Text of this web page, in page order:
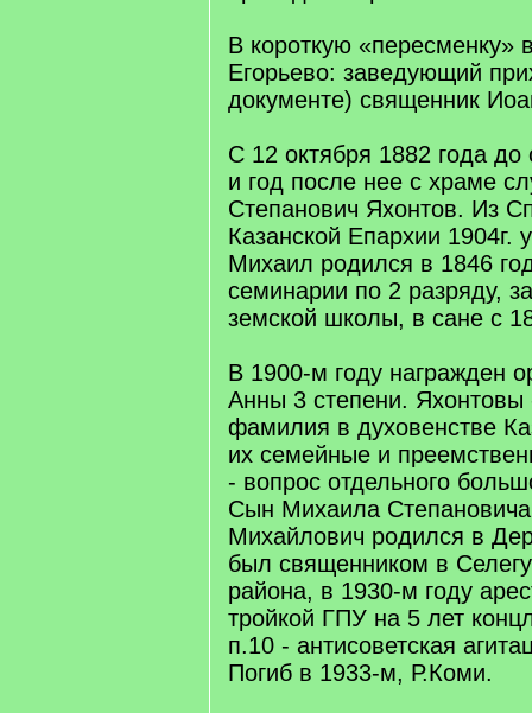
В короткую «пересменку»
Егорьево: заведующий
документе) священник
С 12 октября 1882 года
и год после нее с храме
Степанович Яхонтов. Из
Казанской Епархии 1904г.
Михаил родился в 1846
семинарии по 2 разряду,
земской школы, в сане с
В 1900-м году награжден
Анны 3 степени. Яхонтовы
фамилия в духовенстве
их семейные и
- вопрос отдельного
Сын Михаила
Михайлович родился в
был священником в
района, в 1930-м году
тройкой ГПУ на 5 лет
п.10 - антисоветская
Погиб в 1933-м, Р.Коми.